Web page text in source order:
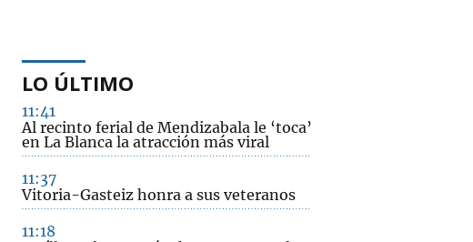
LO ÚLTIMO
11:41
Al recinto ferial de Mendizabala le ‘toca’
en La Blanca la atracción más viral
11:37
Vitoria-Gasteiz honra a sus veteranos
11:18